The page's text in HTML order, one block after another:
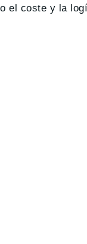
el coste y la